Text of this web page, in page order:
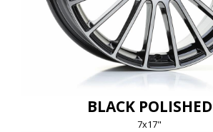
BLACK POLISHED
7x17"